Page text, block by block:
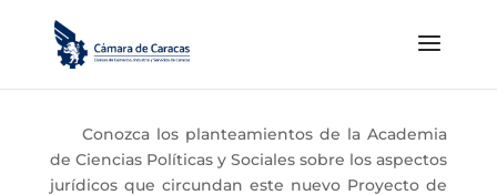
Conozca los planteamientos de la Academia
de Ciencias Políticas y Sociales sobre los aspectos
jurídicos que circundan este nuevo Proyecto de